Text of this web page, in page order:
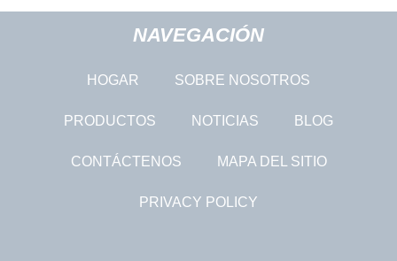
NAVEGACIÓN
HOGAR SOBRE NOSOTROS
PRODUCTOS NOTICIAS BLOG
CONTÁCTENOS MAPA DEL SITIO
PRIVACY POLICY